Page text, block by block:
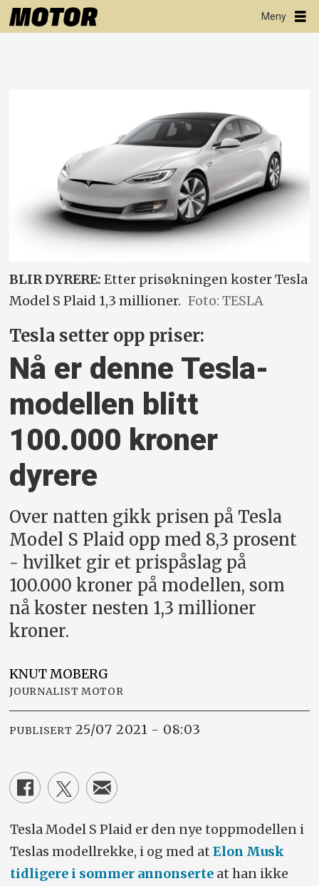
BLIR DYRERE: Etter prisøkningen koster Tesla
Model S Plaid 1,3 millioner. Foto: TESLA
Tesla setter opp priser:
Nå er denne Tesla-
modellen blitt
100.000 kroner
dyrere
Over natten gikk prisen på Tesla
Model S Plaid opp med 8,3 prosent
- hvilket gir et prispåslag på
100.000 kroner på modellen, som
nå koster nesten 1,3 millioner
kroner.
KNUTMOBERG
JOURNALIST MOTOR
PUBLISERT 25/07 2021 - 08:03
Tesla Model S Plaid er den nye toppmodellen i
Teslas modellrekke, i og med at Elon Musk
tidligere i sommer annonserteat han ikke